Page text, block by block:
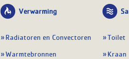
Verwarming
Radiatoren en Convectoren
Warmtebronnen
Toilet
Kraan